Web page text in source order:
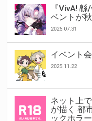
『VivA!
ベントが
2026.07.31
イベント
2025.11.22
ネット上
が描く 都
ックホラ